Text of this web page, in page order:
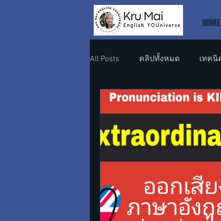
HOME
All Posts คลิปทั้งหมด เทคนิ
ภาษาอังกฤษที่ทำงาน ภาษ